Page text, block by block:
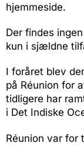
hjemmeside.
Der findes
kun i sjældne
I foråret blev
på Réunion for
tidligere har
i Det Indiske
Réunion var for